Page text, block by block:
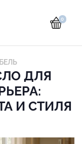
0
ДЛЯ
И СТИЛЯ